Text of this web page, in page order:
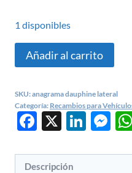
1 disponibles
ANAGRAMA
DAUPHINE
Añadir al carrito
SKU:anagrama dauphine lateral
Categoría: Recambios para
Facebook
X
Descripción